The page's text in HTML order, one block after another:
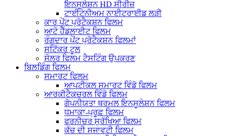
ਇਨਸੂਲੇਸ਼ਨ HD ਸੀਰੀਜ਼
ਟਾਈਟੇਨੀਅਮ ਨਾਈਟਰਾਈਡ ਲੜੀ
ਕਾਰ ਪੇਂਟ ਪ੍ਰੋਟੈਕਸ਼ਨ ਫਿਲਮ
ਆਟੋ ਹੈੱਡਲਾਈਟ ਫਿਲਮ
ਰੰਗਦਾਰ ਪੇਂਟ ਪ੍ਰੋਟੈਕਸ਼ਨ ਫਿਲਮਾਂ
ਸਟਿੱਕਰ ਟੂਲ
ਸੋਲਰ ਫਿਲਮ ਟੈਸਟਿੰਗ ਉਪਕਰਣ
ਬਿਲਡਿੰਗ ਫਿਲਮ
ਸਮਾਰਟ ਫਿਲਮ
ਆਪਟੀਕਲ ਸਮਾਰਟ ਵਿੰਡੋ ਫਿਲਮ
ਆਰਕੀਟੈਕਚਰਲ ਵਿੰਡੋ ਫਿਲਮ
ਗੋਪਨੀਯਤਾ ਥਰਮਲ ਇਨਸੂਲੇਸ਼ਨ ਫਿਲਮ
ਧਮਾਕਾ-ਪ੍ਰੂਫ਼ ਫਿਲਮ
ਫਰਨੀਚਰ ਸੁਰੱਖਿਆ ਫਿਲਮ
ਕੱਚ ਦੀ ਸਜਾਵਟੀ ਫਿਲਮ